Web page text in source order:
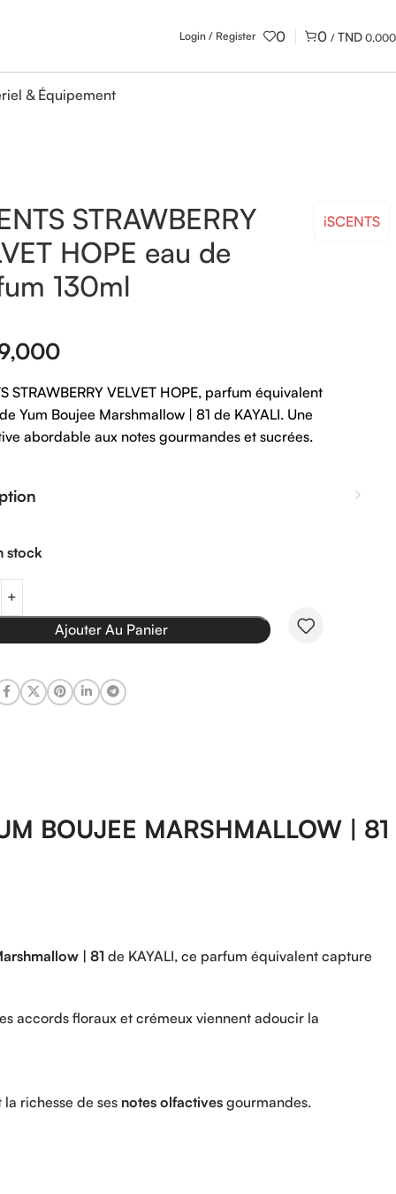
Login / Register 0 0 / 0,000
& Équipement
STRAWBERRY
HOPE eau de
130ml
iSCENTS
STRAWBERRY VELVET HOPE, parfum équivalent
Yum Boujee Marshmallow | 81 de KAYALI. Une
abordable aux notes gourmandes et sucrées.
stock
Ajouter Au Panier
BOUJEE MARSHMALLOW | 81
| 81 de KAYALI, ce parfum équivalent capture
accords floraux et crémeux viennent adoucir la
la richesse de ses notes olfactives gourmandes.